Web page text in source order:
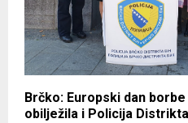
Brčko: Europski dan
obilježila i Policija Distrikta